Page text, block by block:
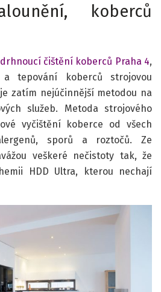
koberců
drhnoucí čištění koberců Praha 4,
tepování koberců strojovou
zatím nejúčinnější metodou na
služeb. Metoda strojového
vyčištění koberce od všech
sporů a roztočů. Ze
veškeré nečistoty tak, že
HDD Ultra, kterou nechají